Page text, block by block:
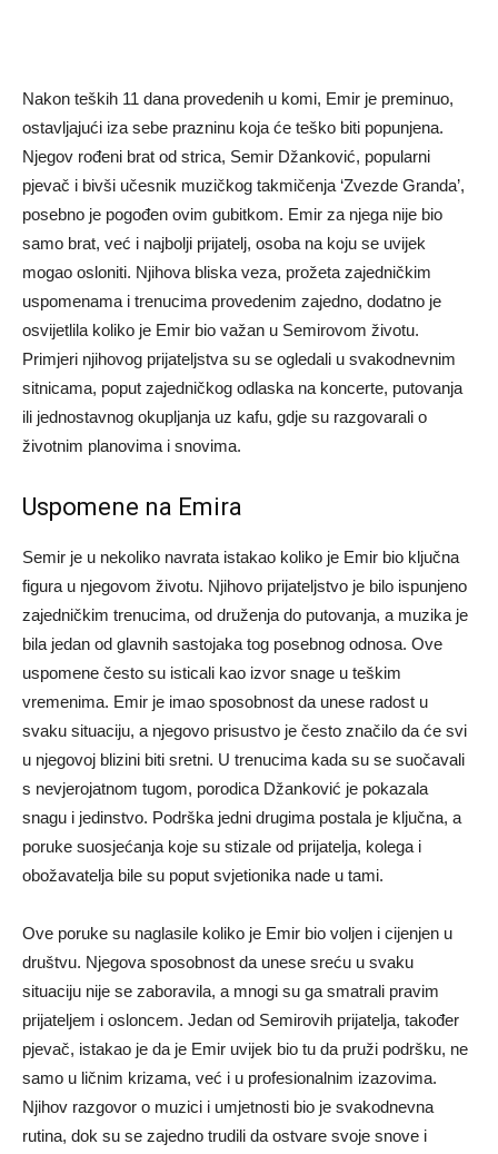
Nakon teških 11 dana provedenih u komi, Emir je preminuo,
ostavljajući iza sebe prazninu koja će teško biti popunjena.
Njegov rođeni brat od strica, Semir Džanković, popularni
pjevač i bivši učesnik muzičkog takmičenja ‘Zvezde Granda’,
posebno je pogođen ovim gubitkom. Emir za njega nije bio
samo brat, već i najbolji prijatelj, osoba na koju se uvijek
mogao osloniti. Njihova bliska veza, prožeta zajedničkim
uspomenama i trenucima provedenim zajedno, dodatno je
osvijetlila koliko je Emir bio važan u Semirovom životu.
Primjeri njihovog prijateljstva su se ogledali u svakodnevnim
sitnicama, poput zajedničkog odlaska na koncerte, putovanja
ili jednostavnog okupljanja uz kafu, gdje su razgovarali o
životnim planovima i snovima.
Uspomene na Emira
Semir je u nekoliko navrata istakao koliko je Emir bio ključna
figura u njegovom životu. Njihovo prijateljstvo je bilo ispunjeno
zajedničkim trenucima, od druženja do putovanja, a muzika je
bila jedan od glavnih sastojaka tog posebnog odnosa. Ove
uspomene često su isticali kao izvor snage u teškim
vremenima. Emir je imao sposobnost da unese radost u
svaku situaciju, a njegovo prisustvo je često značilo da će svi
u njegovoj blizini biti sretni. U trenucima kada su se suočavali
s nevjerojatnom tugom, porodica Džanković je pokazala
snagu i jedinstvo. Podrška jedni drugima postala je ključna, a
poruke suosjećanja koje su stizale od prijatelja, kolega i
obožavatelja bile su poput svjetionika nade u tami.
Ove poruke su naglasile koliko je Emir bio voljen i cijenjen u
društvu. Njegova sposobnost da unese sreću u svaku
situaciju nije se zaboravila, a mnogi su ga smatrali pravim
prijateljem i osloncem. Jedan od Semirovih prijatelja, također
pjevač, istakao je da je Emir uvijek bio tu da pruži podršku, ne
samo u ličnim krizama, već i u profesionalnim izazovima.
Njihov razgovor o muzici i umjetnosti bio je svakodnevna
rutina, dok su se zajedno trudili da ostvare svoje snove i